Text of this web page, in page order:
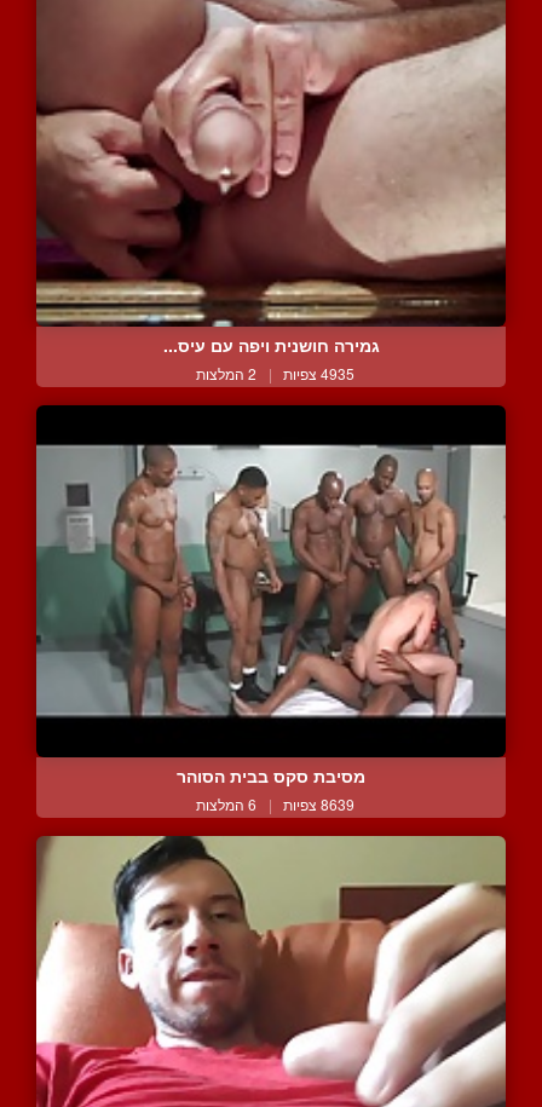
גמירה חושנית ויפה עם עיס...
4935 צפיות | 2 המלצות
מסיבת סקס בבית הסוהר
8639 צפיות | 6 המלצות